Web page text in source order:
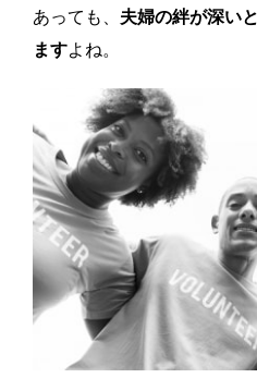
あっても、 夫婦の絆が深い
ますよね。